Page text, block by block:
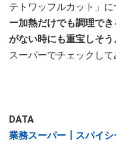
テトワッフルカット」に
ー加熱だけでも調理で
がない時にも重宝しそう
スーパーでチェックして
DATA
業務スーパー┃スパイシ